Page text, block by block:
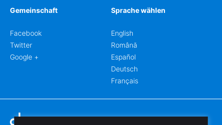
Gemeinschaft
Facebook
Twitter
Google +
Sprache wählen
English
Română
Español
Deutsch
Français